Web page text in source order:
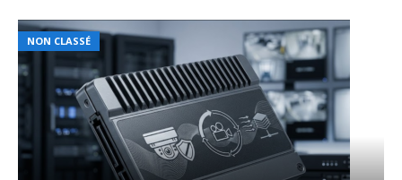
NON CLASSÉ